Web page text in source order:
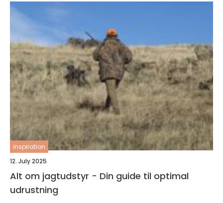
inspiration
12. July 2025
Alt om jagtudstyr - Din guide til optimal
udrustning